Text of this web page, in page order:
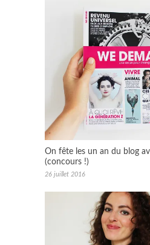
On fête les un an du blog
(concours !)
26 juillet 2016